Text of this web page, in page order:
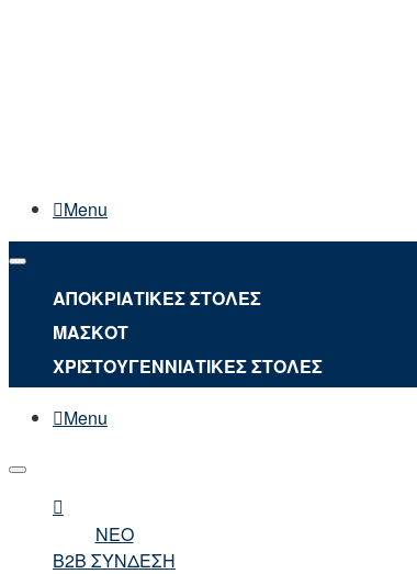
Menu
ΑΠΟΚΡΙΑΤΙΚΕΣ ΣΤΟΛΕΣ
ΜΑΣΚΟΤ
ΧΡΙΣΤΟΥΓΕΝΝΙΑΤΙΚΕΣ ΣΤΟΛΕΣ
Menu
NEO
B2B ΣΥΝΔΕΣΗ